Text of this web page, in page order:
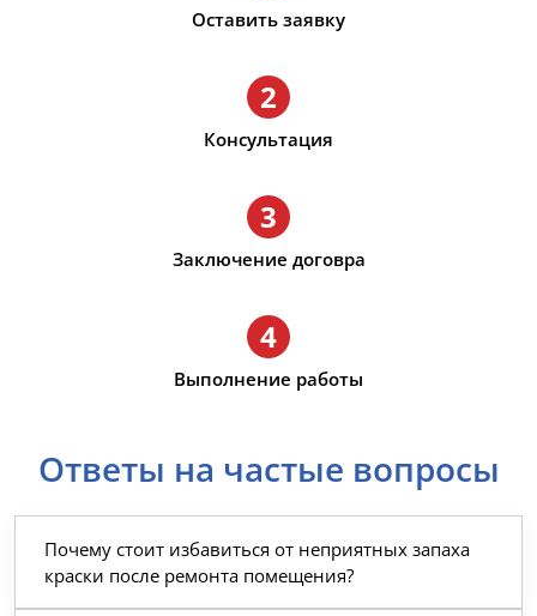
Оставить заявку
2
Консультация
3
Заключение договра
4
Выполнение работы
Ответы на частые вопросы
Почему стоит избавиться от неприятных запаха
краски после ремонта помещения?